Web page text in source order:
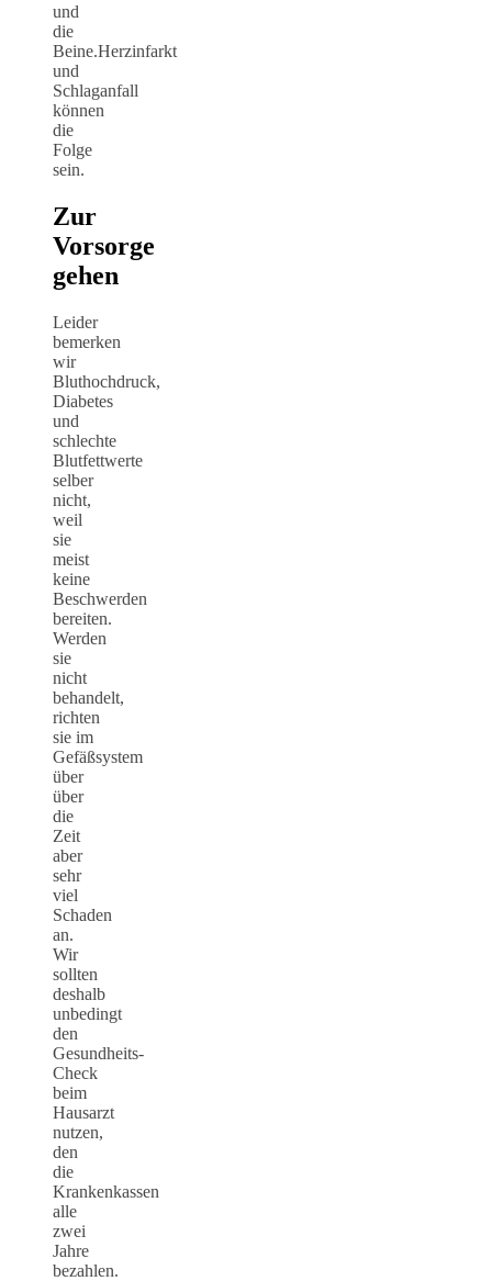
und
die
Beine.Herzinfarkt
und
Schlaganfall
können
die
Folge
sein.
Zur
Vorsorge
gehen
Leider
bemerken
wir
Bluthochdruck,
Diabetes
und
schlechte
Blutfettwerte
selber
nicht,
weil
sie
meist
keine
Beschwerden
bereiten.
Werden
sie
nicht
behandelt,
richten
sie im
Gefäßsystem
über
über
die
Zeit
aber
sehr
viel
Schaden
an.
Wir
sollten
deshalb
unbedingt
den
Gesundheits-
Check
beim
Hausarzt
nutzen,
den
die
Krankenkassen
alle
zwei
Jahre
bezahlen.